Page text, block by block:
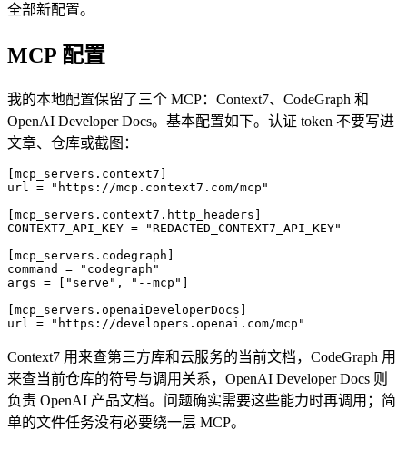
全部新配置。
MCP 配置
我的本地配置保留了三个 MCP：Context7、CodeGraph 和
OpenAI Developer Docs。基本配置如下。认证 token 不要写进
文章、仓库或截图：
mcp_servers . context7
url =
"https://mcp.context7.com/mcp"
mcp_servers . context7 . http_headers
CONTEXT7_API_KEY =
"REDACTED_CONTEXT7_API_KEY"
mcp_servers . codegraph
command =
"codegraph"
args = [
"serve" , "--mcp"
mcp_servers . openaiDeveloperDocs
url =
"https://developers.openai.com/mcp"
Context7 用来查第三方库和云服务的当前文档，CodeGraph 用
来查当前仓库的符号与调用关系，OpenAI Developer Docs 则
负责 OpenAI 产品文档。问题确实需要这些能力时再调用；简
单的文件任务没有必要绕一层 MCP。